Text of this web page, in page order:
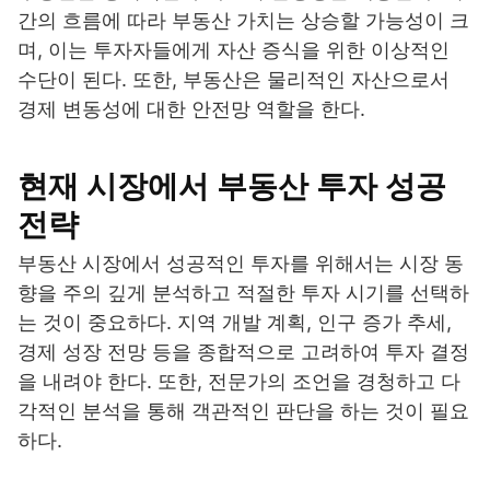
간의 흐름에 따라 부동산 가치는 상승할 가능성이 크
며, 이는 투자자들에게 자산 증식을 위한 이상적인
수단이 된다. 또한, 부동산은 물리적인 자산으로서
경제 변동성에 대한 안전망 역할을 한다.
현재 시장에서 부동산 투자 성공
전략
부동산 시장에서 성공적인 투자를 위해서는 시장 동
향을 주의 깊게 분석하고 적절한 투자 시기를 선택하
는 것이 중요하다. 지역 개발 계획, 인구 증가 추세,
경제 성장 전망 등을 종합적으로 고려하여 투자 결정
을 내려야 한다. 또한, 전문가의 조언을 경청하고 다
각적인 분석을 통해 객관적인 판단을 하는 것이 필요
하다.